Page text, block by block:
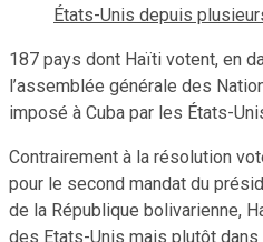
États-Unis depuis
187 pays dont Haïti votent, en
l’assemblée générale des
imposé à Cuba par les États-
Contrairement à la résolution
pour le second mandat du
de la République bolivarienne,
des Etats-Unis mais plutôt